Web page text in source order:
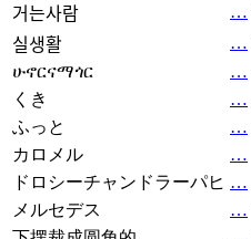
거는사람
…
실생활
…
ሁኖርናማጎር
…
くき
…
ふっと
…
カロメル
…
ドロシーチャンドラーパヒ …
メルセデス
…